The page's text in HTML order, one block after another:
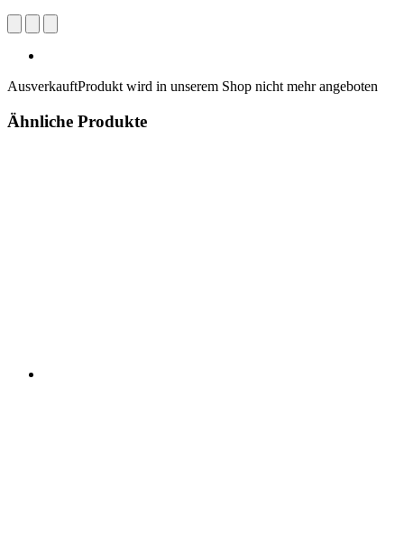
AusverkauftProdukt wird in unserem Shop nicht mehr angeboten
Ähnliche Produkte